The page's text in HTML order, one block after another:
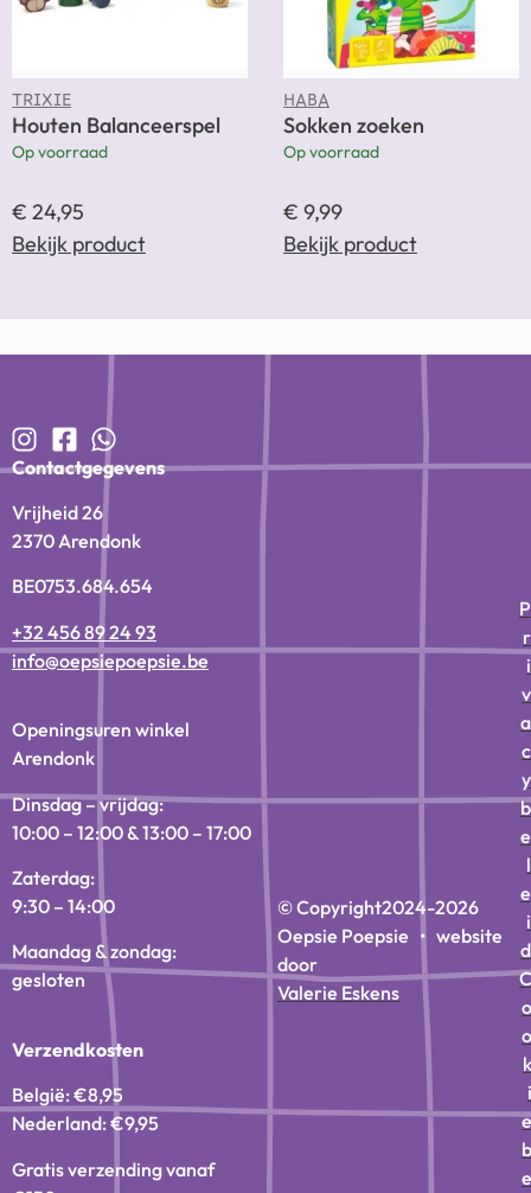
TRIXIE
Houten Balanceerspel
Op voorraad
€ 24,95
Bekijk product
HABA
Sokken zoeken
Op voorraad
€ 9,99
Bekijk product
Contactgegevens
Vrijheid 26
2370 Arendonk
BE0753.684.654
+32 456 89 24 93
info@oepsiepoepsie.be
Openingsuren winkel
Arendonk
Dinsdag – vrijdag:
10:00 – 12:00 & 13:00 – 17:00
Zaterdag:
9:30 – 14:00
Maandag & zondag:
gesloten
Verzendkosten
België: €8,95
Nederland: €9,95
Gratis verzending vanaf
© Copyright2024-2026
Oepsie Poepsie • website
door
Valerie Eskens
P
r
i
v
a
c
y
b
e
l
e
i
d
C
o
o
k
i
e
b
e